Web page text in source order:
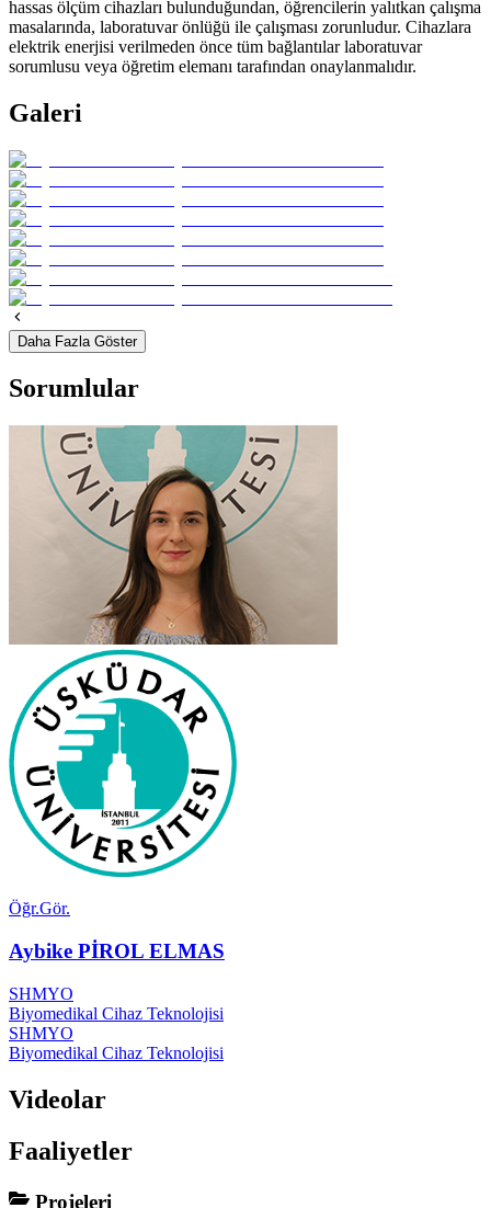
hassas ölçüm cihazları bulunduğundan, öğrencilerin yalıtkan çalışma
masalarında, laboratuvar önlüğü ile çalışması zorunludur. Cihazlara
elektrik enerjisi verilmeden önce tüm bağlantılar laboratuvar
sorumlusu veya öğretim elemanı tarafından onaylanmalıdır.
Galeri
Daha Fazla Göster
Sorumlular
Öğr.Gör.
Aybike PİROL ELMAS
SHMYO
Biyomedikal Cihaz Teknolojisi
SHMYO
Biyomedikal Cihaz Teknolojisi
Videolar
Faaliyetler
Projeleri